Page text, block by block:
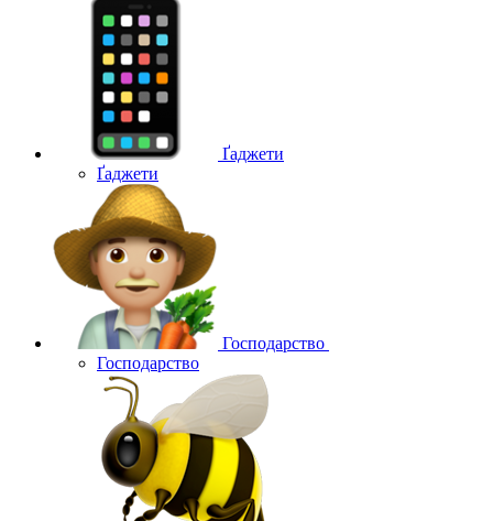
Ґаджети
Ґаджети
Господарство
Господарство